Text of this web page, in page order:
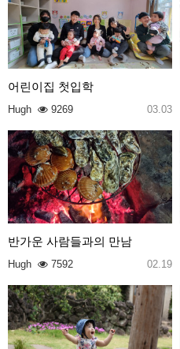
어린이집 첫입학
Hugh 9269 03.03
반가운 사람들과의 만남
Hugh 7592 02.19